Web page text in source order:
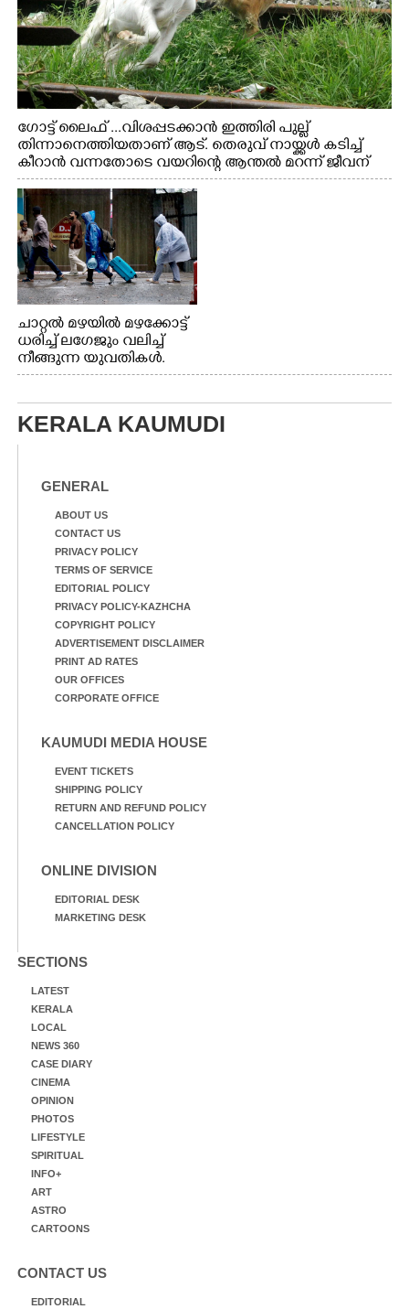
ഗോട്ട് ലൈഫ് ...വിശപ്പടക്കാൻ ഇത്തിരി പുല്ല്
തിന്നാനെത്തിയതാണ് ആട്. തെരുവ് നായ്ക്കൾ കടിച്ച്
കീറാൻ വന്നതോടെ വയറിന്റെ ആന്തൽ മറന്ന് ജീവന്
വേണ്ടിയായി ഓട്ടം. എറണാകുളം വാത്തുരുത്തിയിൽ
നിന്നുള്ള കാഴ്ച
ചാറ്റൽ മഴയിൽ മഴക്കോട്ട്
ധരിച്ച് ലഗേജും വലിച്ച്
നീങ്ങുന്ന യുവതികൾ.
എറണാകുളം മേനകയിൽ
KERALA KAUMUDI
GENERAL
ABOUT US
CONTACT US
PRIVACY POLICY
TERMS OF SERVICE
EDITORIAL POLICY
PRIVACY POLICY-KAZHCHA
COPYRIGHT POLICY
ADVERTISEMENT DISCLAIMER
PRINT AD RATES
OUR OFFICES
CORPORATE OFFICE
KAUMUDI MEDIA HOUSE
EVENT TICKETS
SHIPPING POLICY
RETURN AND REFUND POLICY
CANCELLATION POLICY
ONLINE DIVISION
EDITORIAL DESK
MARKETING DESK
SECTIONS
LATEST
KERALA
LOCAL
NEWS 360
CASE DIARY
CINEMA
OPINION
PHOTOS
LIFESTYLE
SPIRITUAL
INFO+
ART
ASTRO
CARTOONS
CONTACT US
EDITORIAL